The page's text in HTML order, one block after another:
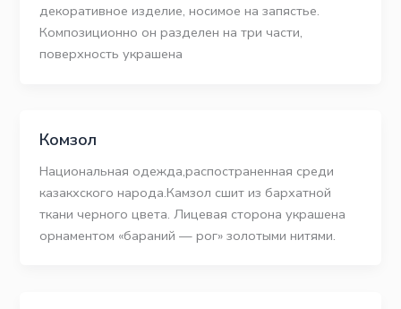
декоративное изделие, носимое на запястье.
Композиционно он разделен на три части,
поверхность украшена
Комзол
Национальная одежда,распостраненная среди
казакхского народа.Камзол сшит из бархатной
ткани черного цвета. Лицевая сторона украшена
орнаментом «бараний — рог» золотыми нитями.